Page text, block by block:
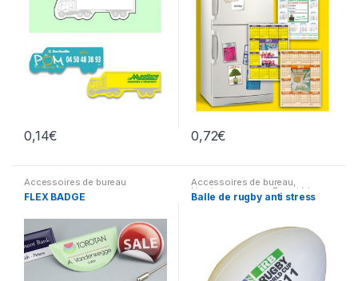
0,14€ 0,72€
Accessoires de bureau
FLEX BADGE
Accessoires de bureau,
Livraison express En extérieur
Balle de rugby anti stress